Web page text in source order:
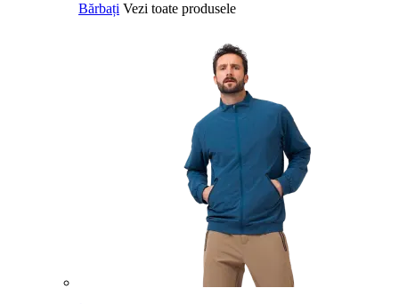
Bărbați Vezi toate produsele